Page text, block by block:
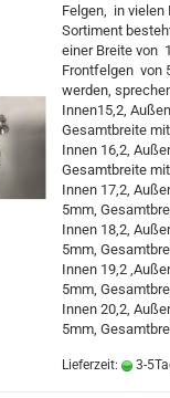
Felgen, in vielen
Sortiment
einer Breite von
Frontfelgen von
werden,
Innen15,2,
Gesamtbreite
Innen 16,2,
Gesamtbreite
Innen 17,2,
5mm,
Innen 18,2,
5mm,
Innen 19,2
5mm,
Innen 20,2,
5mm,
Lieferzeit: 3-